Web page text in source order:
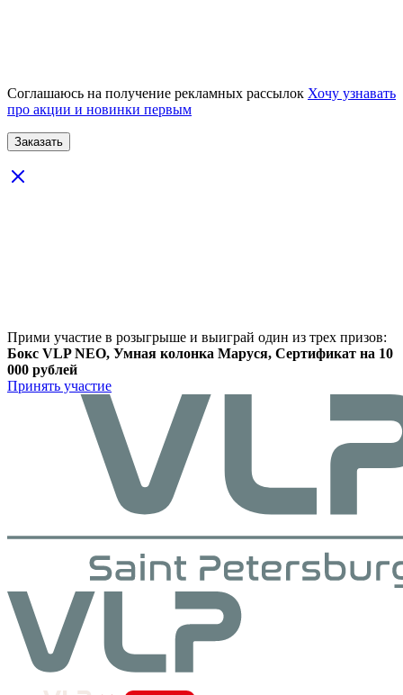
Соглашаюсь на получение рекламных рассылок Хочу узнавать
про акции и новинки первым
Прими участие в розыгрыше и выиграй один из трех призов:
Бокс VLP NEO, Умная колонка Маруся, Сертификат на 10
000 рублей
Принять участие